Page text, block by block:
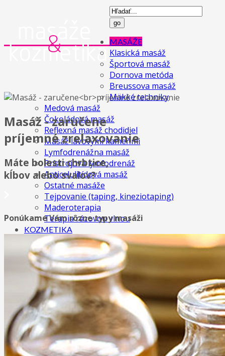
MASÁŽE
Klasická masáž
Športová masáž
Dornova metóda
Breussova masáž
Mäkké techniky
Medová masáž
Čokoládová masáž
Reflexná masáž chodidiel
Masáž lávovými kameňmi
Lymfodrenážna masáž
Prístrojová lymfodrenáž
Anticelulitídová masáž
Ostatné masáže
Tejpovanie (taping, kineziotaping)
Maderoterapia
Terapia rázovou vlnou
KOZMETIKA
3D mihalnice
IPL procedúry
Exilis - Telo
Exilis - Tvár
O NÁS
GALÉRIA
CENNÍK
Cenník masáži
Cenník kozmetických služieb
Cenník Exilis Elitte
KONTAKT
Masáž - zaručene
príjemné zrelaxovanie
Máte bolesti chrbtice,
kĺbov alebo svalov?
Ponúkame Vám rôzne typy masáži